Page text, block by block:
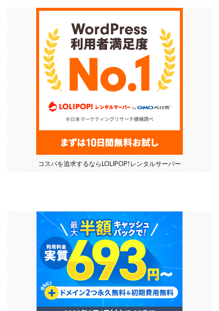
コスパを追求するならLOLIPOP!レンタルサーバー